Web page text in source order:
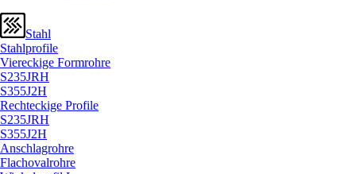
Stahl
Stahlprofile
Viereckige Formrohre
S235JRH
S355J2H
Rechteckige Profile
S235JRH
S355J2H
Anschlagrohre
Flachovalrohre